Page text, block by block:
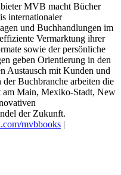
MVB macht Bücher
internationaler
und Buchhandlungen im
Vermarktung ihrer
sowie der persönliche
geben Orientierung in den
Austausch mit Kunden und
Buchbranche arbeiten die
am Main, Mexiko-Stadt, New
der Zukunft.
mvbbooks |